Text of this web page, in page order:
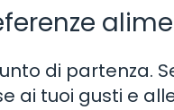
di partenza.
ai tuoi gusti e